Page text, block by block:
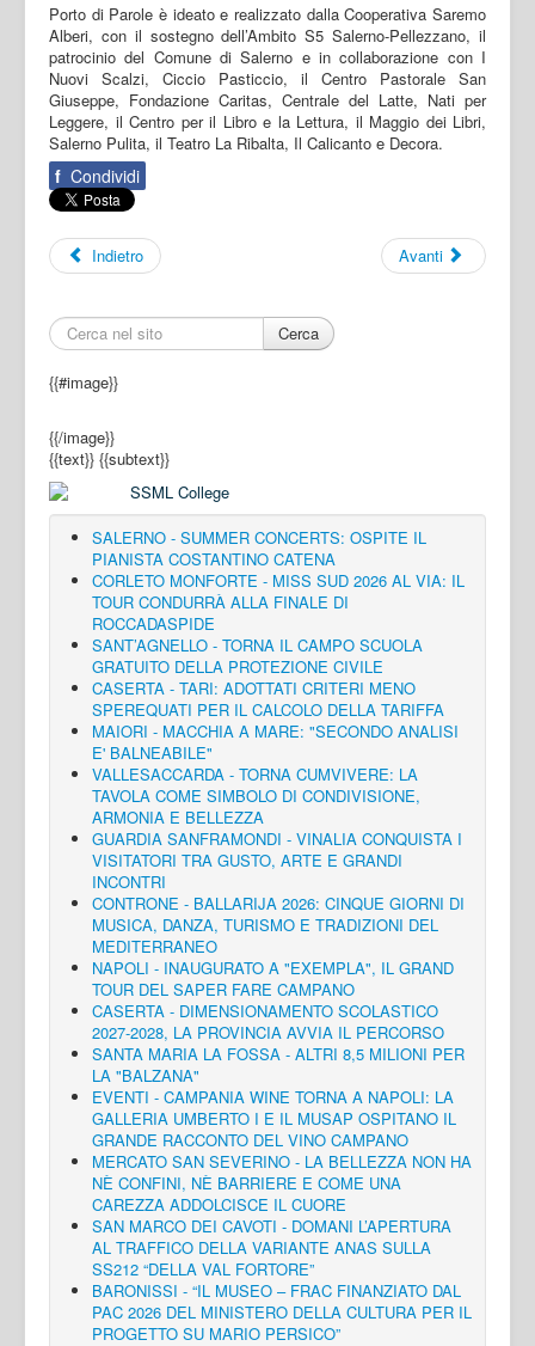
Porto di Parole è ideato e realizzato dalla Cooperativa Saremo
Alberi, con il sostegno dell’Ambito S5 Salerno-Pellezzano, il
patrocinio del Comune di Salerno e in collaborazione con I
Nuovi Scalzi, Ciccio Pasticcio, il Centro Pastorale San
Giuseppe, Fondazione Caritas, Centrale del Latte, Nati per
Leggere, il Centro per il Libro e la Lettura, il Maggio dei Libri,
Salerno Pulita, il Teatro La Ribalta, Il Calicanto e Decora.
f Condividi
Indietro Avanti
Cerca
{{#image}}
{{/image}}
{{text}} {{subtext}}
SALERNO - SUMMER CONCERTS: OSPITE IL
PIANISTA COSTANTINO CATENA
CORLETO MONFORTE - MISS SUD 2026 AL VIA: IL
TOUR CONDURRÀ ALLA FINALE DI
ROCCADASPIDE
SANT’AGNELLO - TORNA IL CAMPO SCUOLA
GRATUITO DELLA PROTEZIONE CIVILE
CASERTA - TARI: ADOTTATI CRITERI MENO
SPEREQUATI PER IL CALCOLO DELLA TARIFFA
MAIORI - MACCHIA A MARE: "SECONDO ANALISI
E' BALNEABILE"
VALLESACCARDA - TORNA CUMVIVERE: LA
TAVOLA COME SIMBOLO DI CONDIVISIONE,
ARMONIA E BELLEZZA
GUARDIA SANFRAMONDI - VINALIA CONQUISTA I
VISITATORI TRA GUSTO, ARTE E GRANDI
INCONTRI
CONTRONE - BALLARIJA 2026: CINQUE GIORNI DI
MUSICA, DANZA, TURISMO E TRADIZIONI DEL
MEDITERRANEO
NAPOLI - INAUGURATO A "EXEMPLA", IL GRAND
TOUR DEL SAPER FARE CAMPANO
CASERTA - DIMENSIONAMENTO SCOLASTICO
2027-2028, LA PROVINCIA AVVIA IL PERCORSO
SANTA MARIA LA FOSSA - ALTRI 8,5 MILIONI PER
LA "BALZANA"
EVENTI - CAMPANIA WINE TORNA A NAPOLI: LA
GALLERIA UMBERTO I E IL MUSAP OSPITANO IL
GRANDE RACCONTO DEL VINO CAMPANO
MERCATO SAN SEVERINO - LA BELLEZZA NON HA
NÈ CONFINI, NÈ BARRIERE E COME UNA
CAREZZA ADDOLCISCE IL CUORE
SAN MARCO DEI CAVOTI - DOMANI L’APERTURA
AL TRAFFICO DELLA VARIANTE ANAS SULLA
SS212 “DELLA VAL FORTORE”
BARONISSI - “IL MUSEO – FRAC FINANZIATO DAL
PAC 2026 DEL MINISTERO DELLA CULTURA PER IL
PROGETTO SU MARIO PERSICO”